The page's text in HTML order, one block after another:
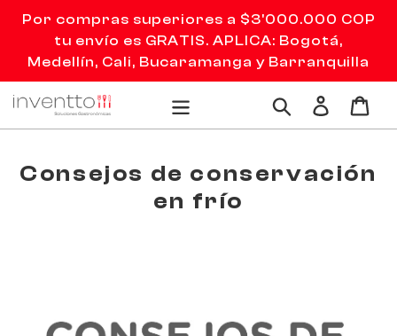
directamente
Por compras superiores a $3'000.000 COP
tu envío es GRATIS. APLICA: Bogotá,
Medellín, Cali, Bucaramanga y Barranquilla
BuscarIngresar
Consejos de conservación
en frío